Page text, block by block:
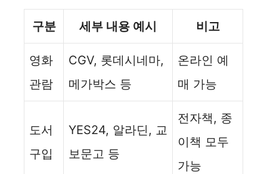
구분 세부 내용 예시 비고
영화
관람
CGV, 롯데시네마,
메가박스 등
온라인 예
매 가능
도서
구입
YES24, 알라딘, 교
보문고 등
전자책, 종
이책 모두
가능